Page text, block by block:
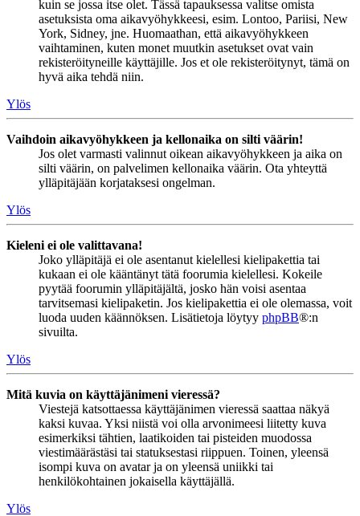
kuin se jossa itse olet. Tässä tapauksessa valitse omista
asetuksista oma aikavyöhykkeesi, esim. Lontoo, Pariisi, New
York, Sidney, jne. Huomaathan, että aikavyöhykkeen
vaihtaminen, kuten monet muutkin asetukset ovat vain
rekisteröityneille käyttäjille. Jos et ole rekisteröitynyt, tämä on
hyvä aika tehdä niin.
Ylös
Vaihdoin aikavyöhykkeen ja kellonaika on silti väärin!
Jos olet varmasti valinnut oikean aikavyöhykkeen ja aika on
silti väärin, on palvelimen kellonaika väärin. Ota yhteyttä
ylläpitäjään korjataksesi ongelman.
Ylös
Kieleni ei ole valittavana!
Joko ylläpitäjä ei ole asentanut kielellesi kielipakettia tai
kukaan ei ole kääntänyt tätä foorumia kielellesi. Kokeile
pyytää foorumin ylläpitäjältä, josko hän voisi asentaa
tarvitsemasi kielipaketin. Jos kielipakettia ei ole olemassa, voit
luoda uuden käännöksen. Lisätietoja löytyy phpBB®:n
sivuilta.
Ylös
Mitä kuvia on käyttäjänimeni vieressä?
Viestejä katsottaessa käyttäjänimen vieressä saattaa näkyä
kaksi kuvaa. Yksi niistä voi olla arvonimeesi liitetty kuva
esimerkiksi tähtien, laatikoiden tai pisteiden muodossa
viestimäärästäsi tai statuksestasi riippuen. Toinen, yleensä
isompi kuva on avatar ja on yleensä uniikki tai
henkilökohtainen jokaisella käyttäjällä.
Ylös